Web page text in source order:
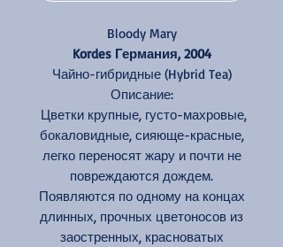
Bloody Mary
Kordes Германия, 2004
Чайно-гибридные (Hybrid Tea)
Описание:
Цветки крупные, густо-махровые,
бокаловидные, сияюще-красные,
легко переносят жару и почти не
повреждаются дождем.
Появляются по одному на концах
длинных, прочных цветоносов из
заостренных, красноватых